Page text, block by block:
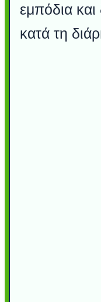
εμπόδια
κατά τη